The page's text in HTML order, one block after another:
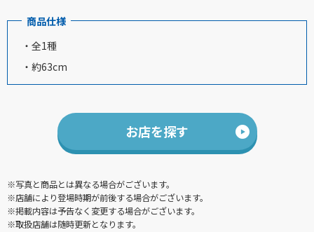
商品仕様
・全1種
・約63cm
お店を探す
※写真と商品とは異なる場合がございます。
※店舗により登場時期が前後する場合がございます。
※掲載内容は予告なく変更する場合がございます。
※取扱店舗は随時更新となります。